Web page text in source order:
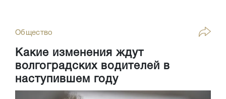
Общество
Какие изменения ждут
волгоградских водителей в
наступившем году